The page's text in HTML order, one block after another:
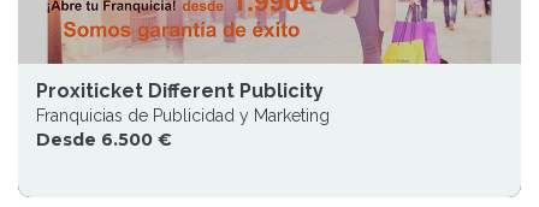
Proxiticket Different Publicity
Franquicias de Publicidad y Marketing
Desde 6.500 €